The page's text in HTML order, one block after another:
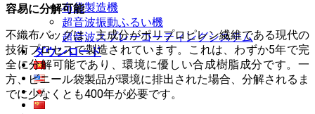
布袋製造機
超音波振動ふるい機
超音波スプレーコーティングシステム
ダウンロード
容易に分解可能
不織布バッグは、主成分がポリプロピレン繊維である現代の
技術プロセスで製造されています。これは、わずか5年で完
全に分解可能であり、環境に優しい合成樹脂成分です。一
方、ビニール袋製品が環境に排出された場合、分解されるま
でに少なくとも400年が必要です。